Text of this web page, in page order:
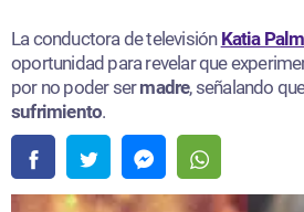
La conductora de televisión Katia
oportunidad para revelar que
por no poder sermadre, señalando
sufrimiento.